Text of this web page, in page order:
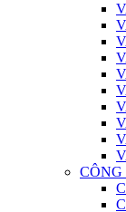
CÔNG